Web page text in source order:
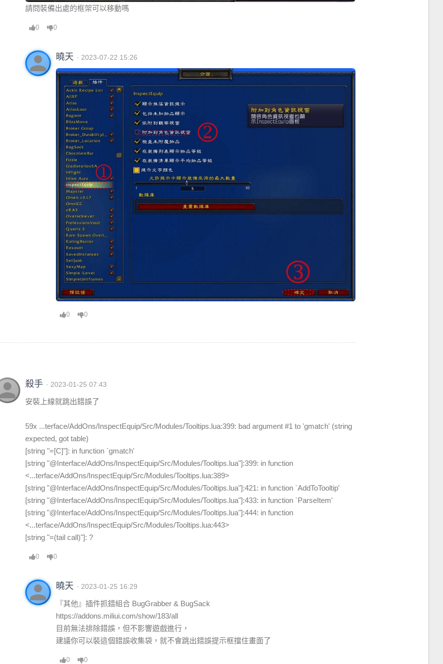
請問裝備出處的框架可以移動嗎
0 0
person 曉天 · 2023-07-22 15:26
0 0
殺手 · 2023-01-25 07:43
安裝上線就跳出錯誤了
59x ...terface/AddOns/InspectEquip/Src/Modules/Tooltips.lua:399: bad argument #1 to 'gmatch' (string
expected, got table)
[string "=[C]"]: in function `gmatch'
[string "@Interface/AddOns/InspectEquip/Src/Modules/Tooltips.lua"]:399: in function
<...terface/AddOns/InspectEquip/Src/Modules/Tooltips.lua:389>
[string "@Interface/AddOns/InspectEquip/Src/Modules/Tooltips.lua"]:421: in function `AddToTooltip'
[string "@Interface/AddOns/InspectEquip/Src/Modules/Tooltips.lua"]:433: in function `ParseItem'
[string "@Interface/AddOns/InspectEquip/Src/Modules/Tooltips.lua"]:444: in function
<...terface/AddOns/InspectEquip/Src/Modules/Tooltips.lua:443>
[string "=(tail call)"]: ?
0 0
person 曉天 · 2023-01-25 16:29
『其他』插件抓錯組合 BugGrabber & BugSack
https://addons.miliui.com/show/183/all
目前無法排除錯誤，但不影響遊戲進行，
建議你可以裝這個錯誤收集袋，就不會跳出錯誤提示框擋住畫面了
0 0